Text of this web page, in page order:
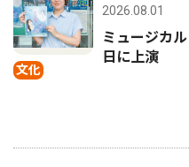
文化
2026.08.01
ミュージカ
日に上演